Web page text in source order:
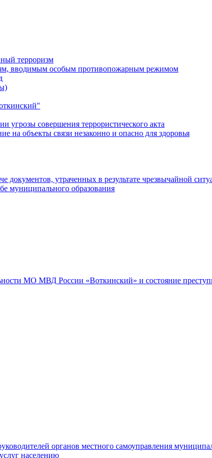
терроризм
вводимым особым противопожарным режимом
угрозы совершения террористического акта
объекты связи незаконно и опасно для здоровья
документов, утраченных в результате чрезвычайной
муниципального образования
МО МВД России «Воткинский» и состояние
органов местного самоуправления
населению